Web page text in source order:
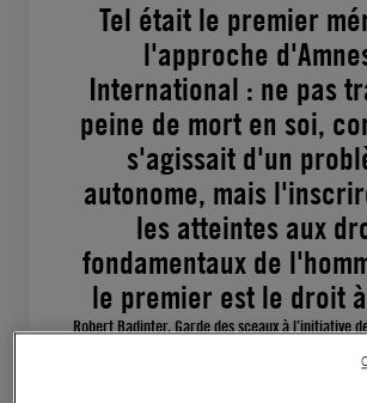
Tel était le premier
l'approche
International : ne pas
peine de mort en soi,
s'agissait d'un
autonome, mais
les atteintes aux
fondamentaux de
le premier est le droit
Robert Badinter, Garde des sceaux à l’initiative